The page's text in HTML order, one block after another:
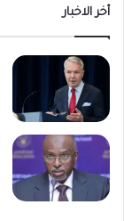
أخر الاخبار